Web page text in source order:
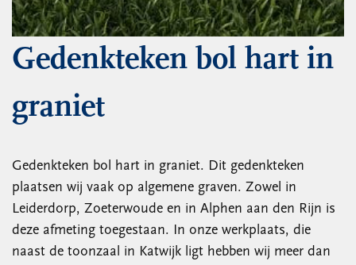
Gedenkteken bol hart in
graniet
Gedenkteken bol hart in graniet. Dit gedenkteken
plaatsen wij vaak op algemene graven. Zowel in
Leiderdorp, Zoeterwoude en in Alphen aan den Rijn is
deze afmeting toegestaan. In onze werkplaats, die
naast de toonzaal in Katwijk ligt hebben wij meer dan